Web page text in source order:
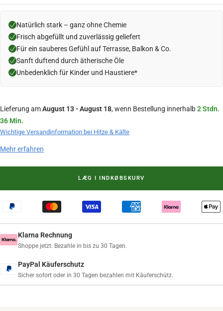
Natürlich stark – ganz ohne Chemie
Frisch abgefüllt und zuverlässig geliefert
Für ein sauberes Gefühl auf Terrasse, Balkon & Co.
Sanft duftend durch ätherische Öle
Unbedenklich für Kinder und Haustiere*
Lieferung amAugust 13 - August 18, wenn Bestellung innerhalb2 Stdn.
36 Min.
Wichtige Versandinformation bei Hitze & Kälte
Mehr erfahren
LÆG I INDKØBSKURV
Klarna Rechnung
Shoppe jetzt. Bezahle in bis zu 30 Tagen.
PayPal Käuferschutz
Sicher sofort oder in 30 Tagen bezahlen mit Käuferschütz.